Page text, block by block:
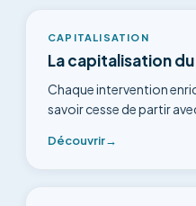
CAPITALISATION
La capitalisation
Chaque intervention
savoir cesse de partir
Découvrir→